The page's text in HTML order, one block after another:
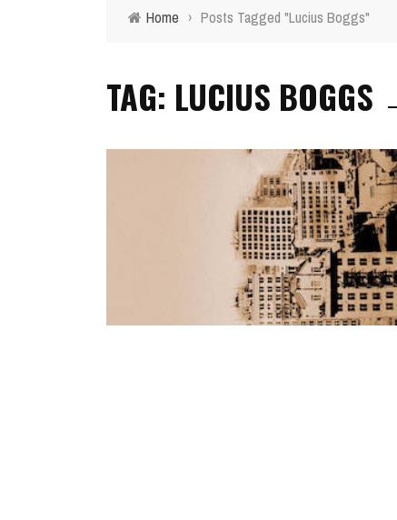
Home › Posts Tagged "Lucius Boggs"
TAG: LUCIUS BOGGS